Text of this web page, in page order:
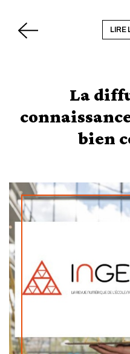
LIRE
La
bien